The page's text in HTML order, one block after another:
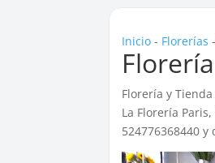
Inicio - Florerías -
Florería y
La Florería
524776368440